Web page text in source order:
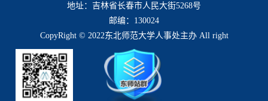
地址：吉林省长春市人民大街5268号
邮编：130024
CopyRight © 2022东北师范大学人事处主办 All right